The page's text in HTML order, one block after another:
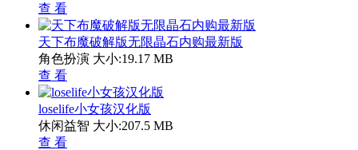
查 看
天下布魔破解版无限晶石内购最新版
角色扮演 大小:19.17 MB
查 看
loselife小女孩汉化版
休闲益智 大小:207.5 MB
查 看